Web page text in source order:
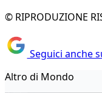
© RIPRODUZIONE
Seguici anche
Altro di Mondo